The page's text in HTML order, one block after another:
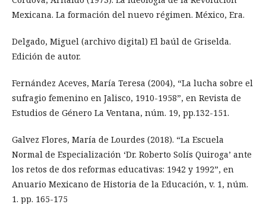
Mexicana. La formación del nuevo régimen. México, Era.
Delgado, Miguel (archivo digital) El baúl de Griselda.
Edición de autor.
Fernández Aceves, María Teresa (2004), “La lucha sobre el
sufragio femenino en Jalisco, 1910-1958”, en Revista de
Estudios de Género La Ventana, núm. 19, pp.132-151.
Galvez Flores, María de Lourdes (2018). “La Escuela
Normal de Especialización ‘Dr. Roberto Solís Quiroga’ ante
los retos de dos reformas educativas: 1942 y 1992”, en
Anuario Mexicano de Historia de la Educación, v. 1, núm.
1. pp. 165-175